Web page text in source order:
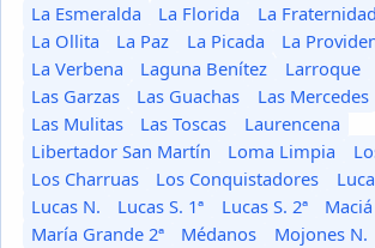
La Esmeralda
La Florida La Fraternidad
La Ollita
La Paz La Picada
La
La Verbena
Laguna Benítez Larroque
Las Garzas
Las Guachas Las Mercedes
Las Mulitas
Las Toscas
Laurencena
Libertador San Martín
Loma Limpia
Los Charruas
Los Conquistadores
Lucas N.
Lucas S. 1ª Lucas S. 2ª Maciá
María Grande 2ª
Médanos Mojones N.